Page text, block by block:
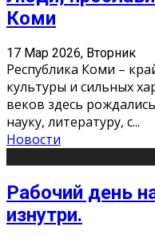
Коми
17 Мар 2026, Вторник
Республика Коми –
культуры и сильных
веков здесь
науку, литературу, с...
Новости
Рабочий день
изнутри.